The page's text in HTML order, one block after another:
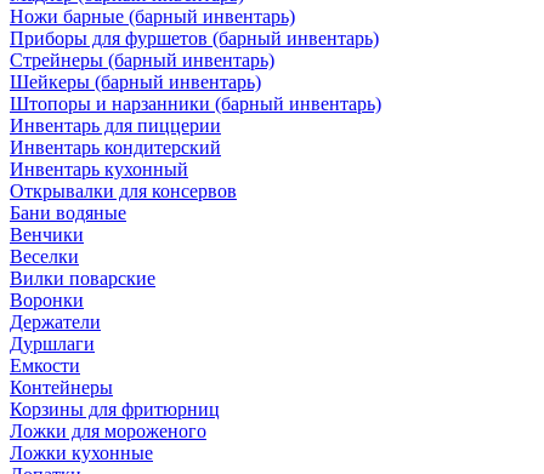
Ножи барные (барный инвентарь)
Приборы для фуршетов (барный инвентарь)
Стрейнеры (барный инвентарь)
Шейкеры (барный инвентарь)
Штопоры и нарзанники (барный инвентарь)
Инвентарь для пиццерии
Инвентарь кондитерский
Инвентарь кухонный
Открывалки для консервов
Бани водяные
Венчики
Веселки
Вилки поварские
Воронки
Держатели
Дуршлаги
Емкости
Контейнеры
Корзины для фритюрниц
Ложки для мороженого
Ложки кухонные